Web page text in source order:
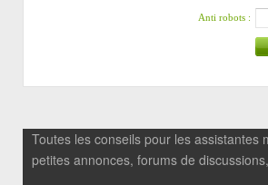
Anti robots :
Toutes les conseils pour les
petites annonces, forums de